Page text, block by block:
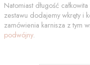
Natomiast długość
zestawu dodajemy wkręty i
zamówienia karnisza z tym
podwójny.